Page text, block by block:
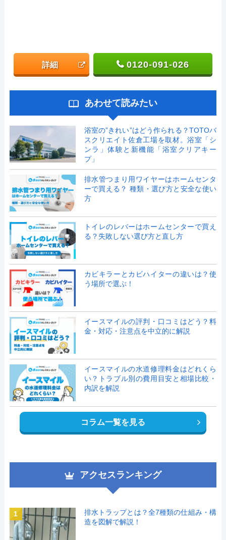
詳細 0120-091-026
あわせて読みたい
浴室の”きれい”はどう作られる？TOTOバ
スクリエイト佐倉工場を取材。浴室「シ
ンラ」体験と新機能「浴室クリアキー
プ」
排水管つまり用ワイヤーはホームセンタ
ーで買える？ 種類・選び方と安全な使い
方
トイレのレバーはホームセンターで買え
る？失敗しない選び方と直し方
カビキラーとカビハイターの違いは？使
う場所で選ぶ！
イースマイルの評判・口コミはどう？料
金・対応・注意点を中立的に解説
イースマイルの水道修理料金はどれくら
い？トラブル別の費用目安と相場比較・
内訳を解説
コラム一覧を見る
アクセスランキング
1
排水トラップとは？全7種類の仕組み・構
造を図解で解説！